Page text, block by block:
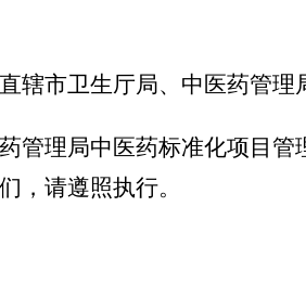
辖市卫生厅局、中医药管理
理局中医药标准化项目管
，请遵照执行。